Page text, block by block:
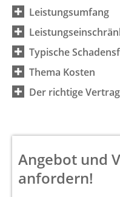
Leistungsumfang
Typische
Thema Kosten
Der richtige Vertrag
Angebot und
anfordern!